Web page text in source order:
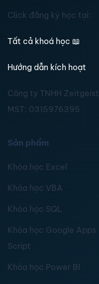
Click đăng ký học tại:
Tất cả khoá học 📖
Hướng dẫn kích hoạt
Công ty TNHH Zeitgeist
MST: 0315976395
Sản phẩm
Khóa học Excel
Khóa học VBA
Khóa học SQL
Khóa học Google Apps
Script
Khóa học Power BI